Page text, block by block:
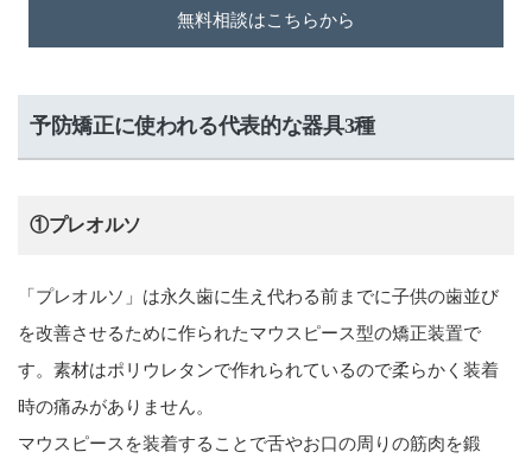
無料相談はこちらから
予防矯正に使われる代表的な器具3種
①プレオルソ
「プレオルソ」は永久歯に生え代わる前までに子供の歯並び
を改善させるために作られたマウスピース型の矯正装置で
す。素材はポリウレタンで作れられているので柔らかく装着
時の痛みがありません。
マウスピースを装着することで舌やお口の周りの筋肉を鍛